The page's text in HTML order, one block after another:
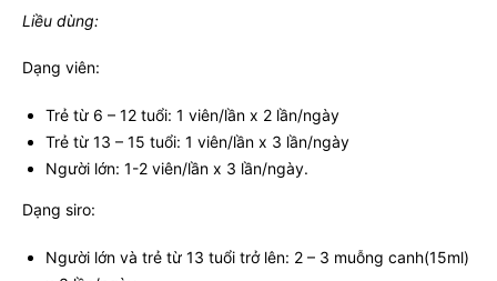
Liều dùng:
Dạng viên:
Trẻ từ 6 – 12 tuổi: 1 viên/lần x 2 lần/ngày
Trẻ từ 13 – 15 tuổi: 1 viên/lần x 3 lần/ngày
Người lớn: 1-2 viên/lần x 3 lần/ngày.
Dạng siro:
Người lớn và trẻ từ 13 tuổi trở lên: 2 – 3 muỗng canh(15ml)